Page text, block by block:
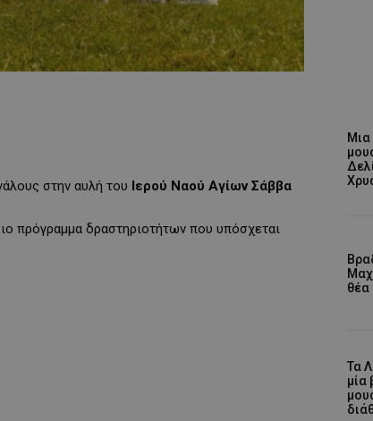
στην αυλή του Ιερού Ναού Αγίων Σάββα
πρόγραμμα δραστηριοτήτων που υπόσχεται
θέα
Τα
μία